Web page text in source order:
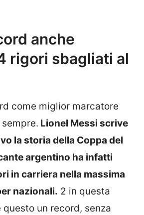
anche
rigori sbagliati al
come miglior marcatore
Lionel Messi scrive
la storia della Coppa del
argentino ha infatti
in carriera nella massima
nazionali. 2 in questa
questo un record, senza